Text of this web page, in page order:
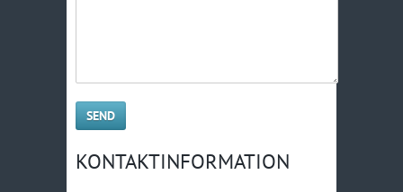
KONTAKTINFORMATION